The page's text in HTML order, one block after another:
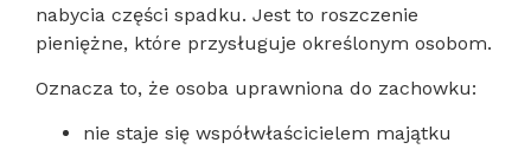
nabycia części spadku. Jest to roszczenie
pieniężne, które przysługuje określonym osobom.
Oznacza to, że osoba uprawniona do zachowku:
nie staje się współwłaścicielem majątku